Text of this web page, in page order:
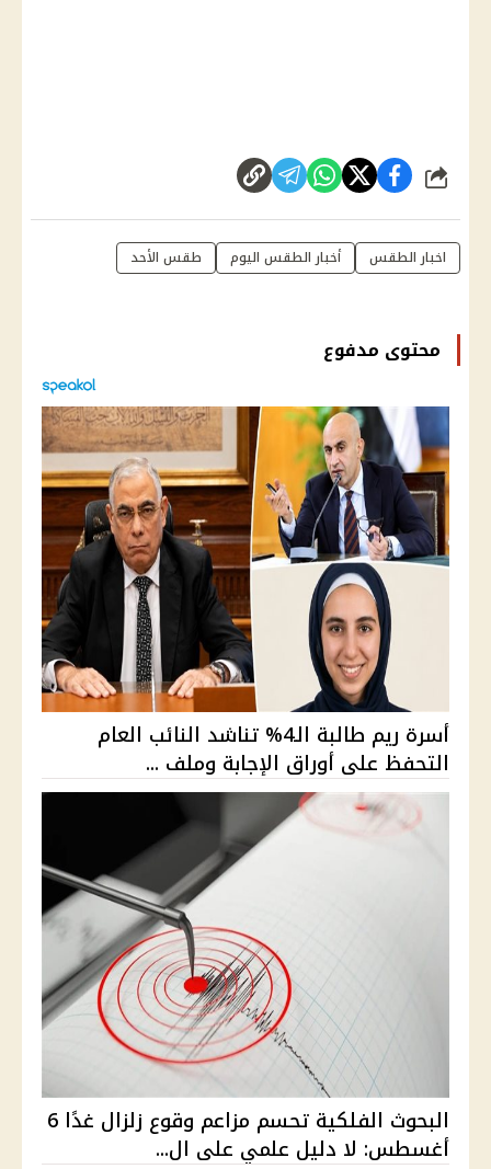
شارك
اخبار الطقس أخبار الطقس اليوم طقس الأحد
محتوى مدفوع
أسرة ريم طالبة الـ4% تناشد النائب العام
التحفظ على أوراق الإجابة وملف ...
البحوث الفلكية تحسم مزاعم وقوع زلزال غدًا 6
أغسطس: لا دليل علمي على ال...